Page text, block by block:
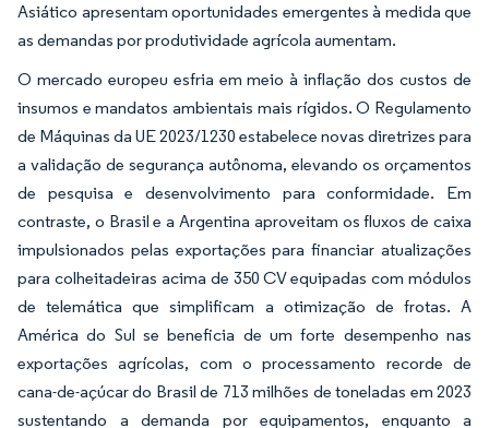
Asiático apresentam oportunidades emergentes à medida que
as demandas por produtividade agrícola aumentam.
O mercado europeu esfria em meio à inflação dos custos de
insumos e mandatos ambientais mais rígidos. O Regulamento
de Máquinas da UE 2023/1230 estabelece novas diretrizes para
a validação de segurança autônoma, elevando os orçamentos
de pesquisa e desenvolvimento para conformidade. Em
contraste, o Brasil e a Argentina aproveitam os fluxos de caixa
impulsionados pelas exportações para financiar atualizações
para colheitadeiras acima de 350 CV equipadas com módulos
de telemática que simplificam a otimização de frotas. A
América do Sul se beneficia de um forte desempenho nas
exportações agrícolas, com o processamento recorde de
cana-de-açúcar do Brasil de 713 milhões de toneladas em 2023
sustentando a demanda por equipamentos, enquanto a